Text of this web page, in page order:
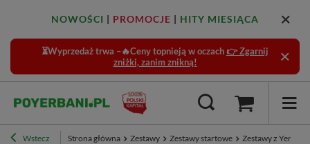
NOWOŚCI | PROMOCJE | HITY MIESIĄCA
⏳Wyprzedaż trwa –🔥Ceny topnieją w oczach 👉 Zgarnij
zniżki, zanim znikną!
Wstecz Strona główna Zestawy Zestawy startowe Zestawy z Yerbą -